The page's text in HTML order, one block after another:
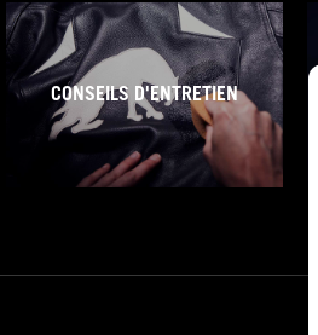
CONSEILS D'ENTRETIEN